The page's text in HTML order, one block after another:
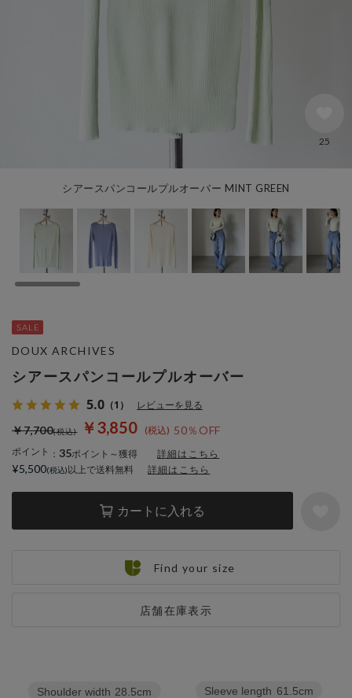
シアースパンコールプルオーバー MINT GREEN
25
シアースパンコールプルオーバー
5.0 （1） レビューを見る
￥3,850 50％OFF
￥7,700
ポイント ： 35ポイント～獲得 詳細はこちら
カートに入れる
店舗在庫表示
DOUX ARCHIVES
¥5,500 以上で送料無料 詳細はこちら
Find your size
Sleeve length 61.5cm
Shoulder width 28.5cm